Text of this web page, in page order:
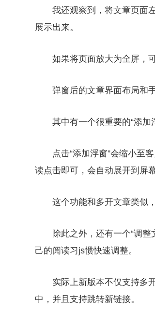
我还观察到，将文章页面
展示出来。
如果将页面放大为全屏，
弹窗后的文章界面布局和
其中有一个很重要的“添加
点击“添加浮窗”会缩小至
读点击即可，会自动展开到屏幕
这个功能和多开文章类似
除此之外，还有一个“调
己的阅读习js惯快速调整。
实际上新版本不仅支持多
中，并且支持跳转新链接。